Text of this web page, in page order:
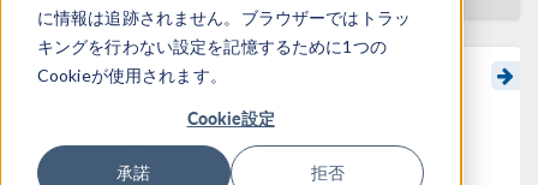
に情報は追跡されません。ブラウザーではトラッ
キングを行わない設定を記憶するために1つの
Cookieが使用されます。
Cookie設定
承諾 拒否
Defining Multiphysics
Models